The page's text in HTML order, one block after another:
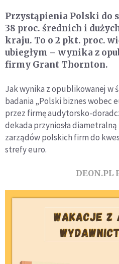
Przystąpienia Polski do
38 proc. średnich i
kraju. To o 2 pkt. proc.
ubiegłym – wynika z
firmy Grant Thornton.
Jak wynika z opublikowanej w
badania „Polski biznes wobec
przez firmę audytorsko-
dekada przyniosła
zarządów polskich firm do
strefy euro.
DEON.PL